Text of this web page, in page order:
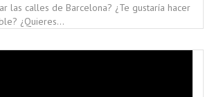
las calles de Barcelona? ¿Te gustaría hacer
¿Quieres...